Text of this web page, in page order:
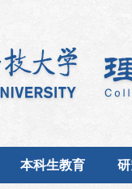
本科生教育